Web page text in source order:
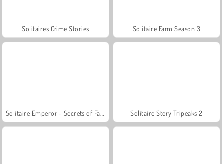
Solitaires Crime Stories Solitaire Farm Season 3
Solitaire Story Tripeaks 2